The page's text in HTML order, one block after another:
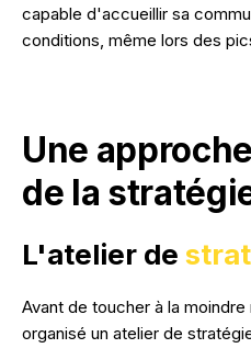
capable d'accueillir sa
conditions, même lors des
Une
de la
L'atelier de
Avant de toucher à la
organisé un atelier de